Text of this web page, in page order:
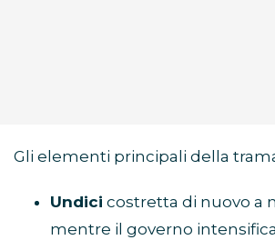
Gli elementi principali della
Undici costretta di nuovo a
mentre il governo